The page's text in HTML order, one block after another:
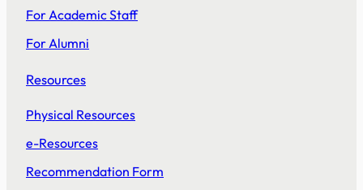
For Academic Staff
For Alumni
Resources
Physical Resources
e-Resources
Recommendation Form